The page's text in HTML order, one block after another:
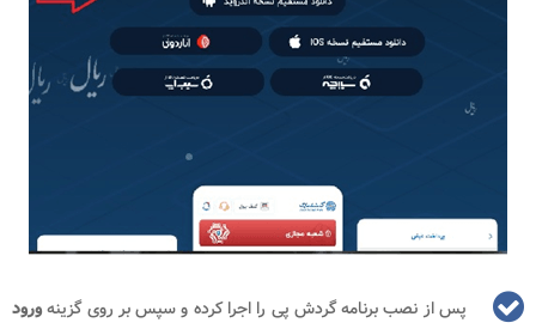
پس از نصب برنامه گردش پی را اجرا کرده و سپس بر روی گزینهورود